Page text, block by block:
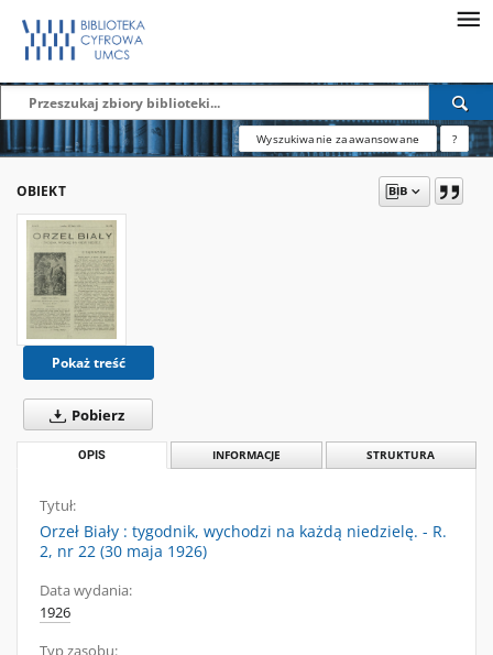
Wyszukiwanie zaawansowane ?
OBIEKT
Pokaż treść
Pobierz
OPIS INFORMACJE STRUKTURA
Tytuł:
Orzeł Biały : tygodnik, wychodzi na każdą niedzielę. - R.
2, nr 22 (30 maja 1926)
Data wydania:
1926
Typ zasobu: